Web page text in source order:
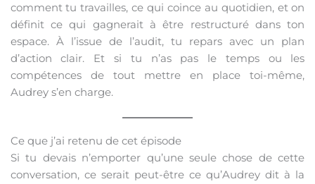
comment tu travailles, ce qui coince au quotidien, et on
définit ce qui gagnerait à être restructuré dans ton
espace. À l’issue de l’audit, tu repars avec un plan
d’action clair. Et si tu n’as pas le temps ou les
compétences de tout mettre en place toi-même,
Audrey s’en charge.
Ce que j’ai retenu de cet épisode
Si tu devais n’emporter qu’une seule chose de cette
conversation, ce serait peut-être ce qu’Audrey dit à la